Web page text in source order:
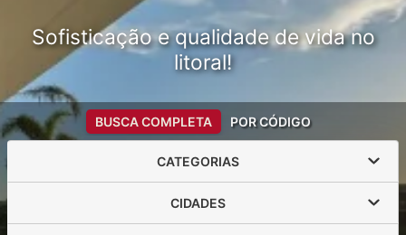
Sofisticação e qualidade de vida no
litoral!
BUSCA COMPLETA POR CÓDIGO
CATEGORIAS
CIDADES